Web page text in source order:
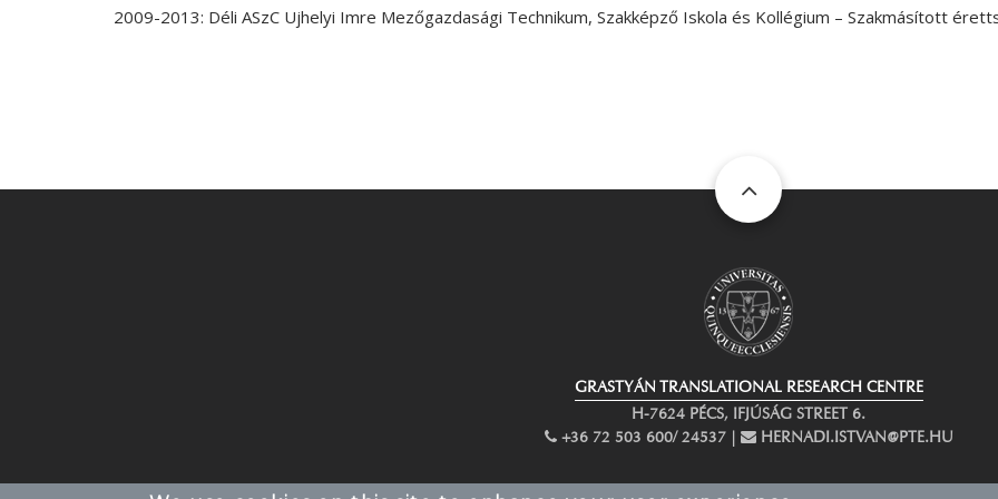
2009-2013: Déli ASzC Ujhelyi Imre Mezőgazdasági Technikum, Szakképző Iskola és Kollégium – Szakmásított
GRASTYÁN TRANSLATIONAL RESEARCH CENTRE
H-7624 PÉCS, IFJÚSÁG STREET 6.
PHONE
+36 72 503 600/ 24537 | EMAIL
HERNADI.ISTVAN@PTE.HU